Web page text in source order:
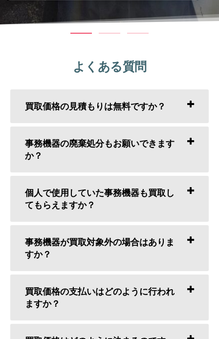
よくある質問
買取価格の見積もりは無料ですか？
事務機器の廃棄処分もお願いできます
か？
個人で使用していた事務機器も買取し
てもらえますか？
事務機器が買取対象外の場合はありま
すか？
買取価格の支払いはどのように行われ
ますか？